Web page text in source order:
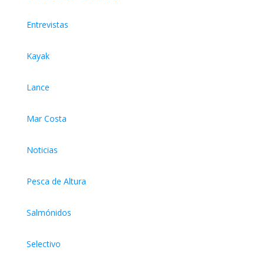
Entrevistas
Kayak
Lance
Mar Costa
Noticias
Pesca de Altura
Salmónidos
Selectivo